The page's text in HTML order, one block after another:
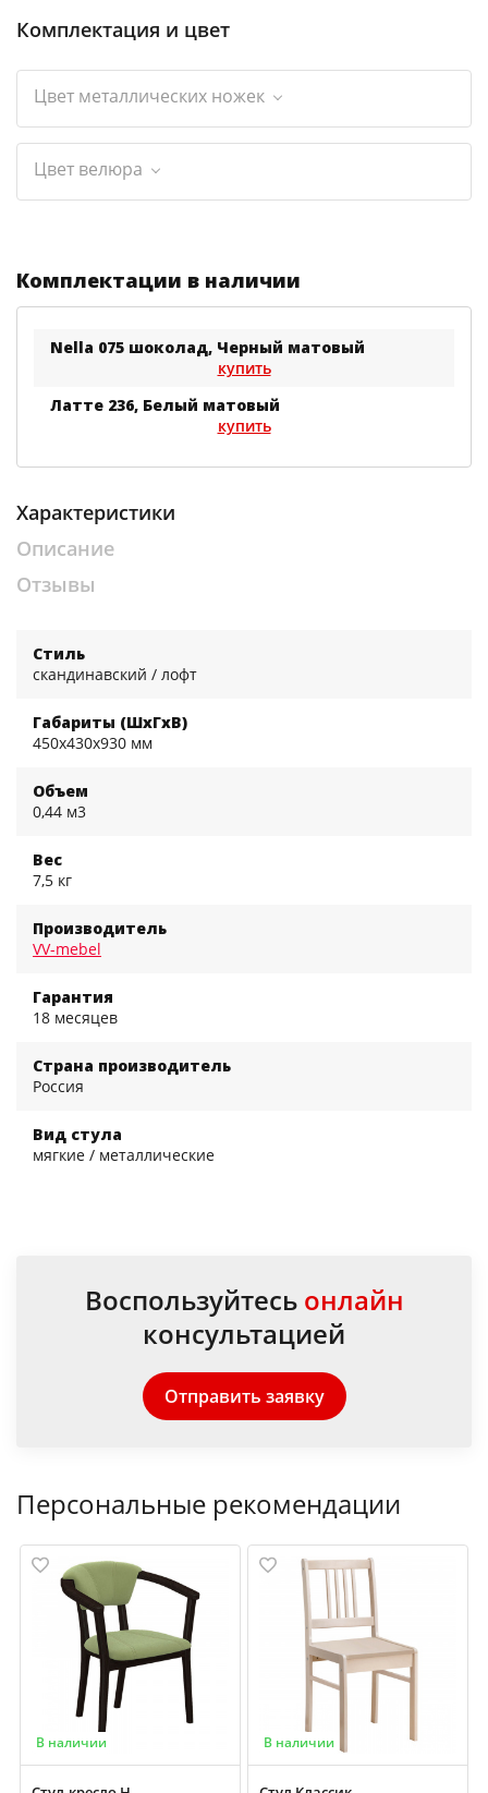
Комплектация и цвет
Цвет металлических ножек
Цвет велюра
Комплектации в наличии
Nella 075 шоколад, Черный матовый
купить
Латте 236, Белый матовый
купить
Характеристики
Описание
Отзывы
Стиль
скандинавский / лофт
Габариты (ШхГхВ)
450x430x930 мм
Объем
0,44 м3
Вес
7,5 кг
Производитель
VV-mebel
Гарантия
18 месяцев
Страна производитель
Россия
Вид стула
мягкие / металлические
Воспользуйтесь онлайн
консультацией
Отправить заявку
Персональные рекомендации
В наличии В наличии